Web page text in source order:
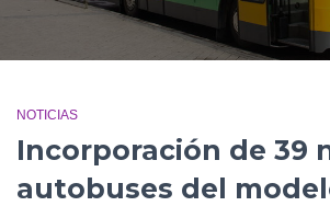
NOTICIAS
Incorporación de 39
autobuses del